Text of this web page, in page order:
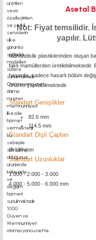
Asetal
Not: Fiyat temsilidir.
yapılır.
Mühendislik plastiklerinden oluşan
faklı mamüllerden üretilebilmektedir.
hasarda, sadece hasarlı bölüm
onarım yapılabilmektedir.
Standart Genişlikler
82.6 mm
114.5 mm
Standart Dişli Çapları
Ø 109 mm
Standart Uzunluklar
1.000 - 2.000 - 3.000
4.000 - 5.000 - 6.000 mm
motor kaplin fiyatları, sigma profil,
delta haberleşme kablosu, delta
stop, otomatik yağlama